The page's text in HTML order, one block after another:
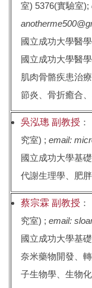
室) 5376(實驗室);
國立成功大學醫
國立成功大學醫
肌肉骨骼疾患治
節炎、骨折癒合
吳泓璁 副教授
究室) ;email:
國立成功大學基
代謝生理學、肥
蔡宗霖 副教授
究室) ;email:
國立成功大學基
奈米藥物開發、
子生物學、生物